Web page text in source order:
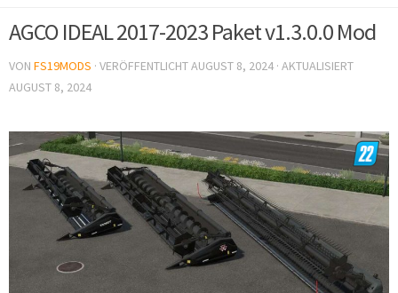
AGCO IDEAL 2017-2023 Paket v1.3.0.0 Mod
VON FS19MODS · VERÖFFENTLICHTAUGUST 8, 2024 · AKTUALISIERT
AUGUST 8, 2024